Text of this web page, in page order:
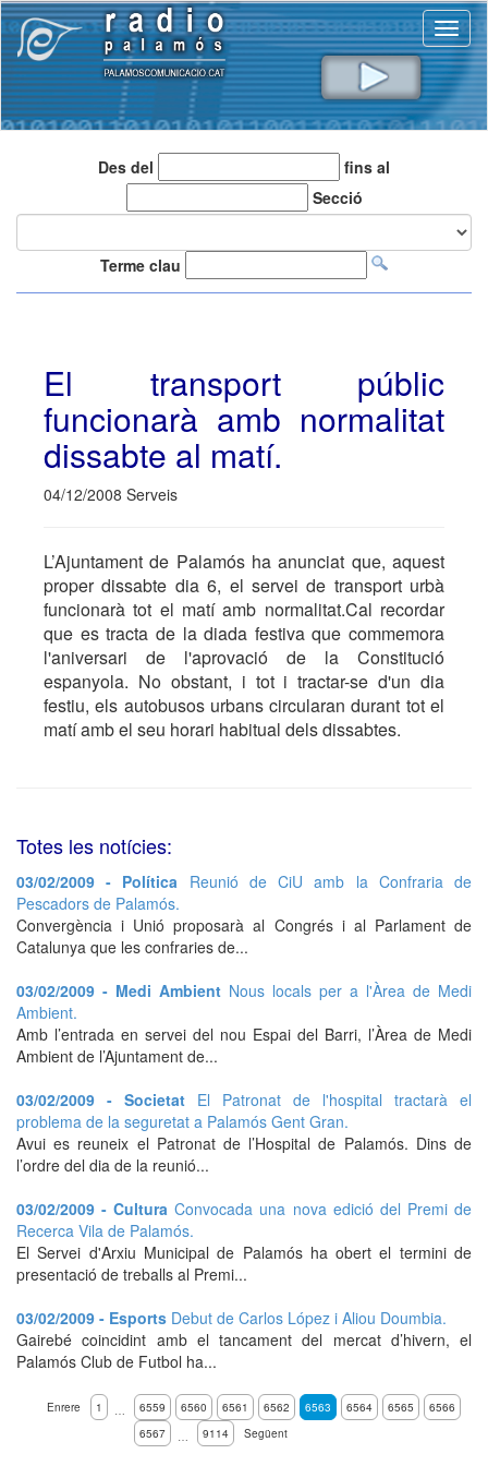
Des del
fins al
Secció
Terme clau
El transport públic
funcionarà amb normalitat
dissabte al matí.
04/12/2008 Serveis
L’Ajuntament de Palamós ha anunciat que, aquest
proper dissabte dia 6, el servei de transport urbà
funcionarà tot el matí amb normalitat.Cal recordar
que es tracta de la diada festiva que commemora
l'aniversari de l'aprovació de la Constitució
espanyola. No obstant, i tot i tractar-se d'un dia
festiu, els autobusos urbans circularan durant tot el
matí amb el seu horari habitual dels dissabtes.
Totes les notícies:
03/02/2009 - Política Reunió de CiU amb la Confraria de
Pescadors de Palamós.
Convergència i Unió proposarà al Congrés i al Parlament de
Catalunya que les confraries de...
03/02/2009 - Medi Ambient Nous locals per a l'Àrea de Medi
Ambient.
Amb l’entrada en servei del nou Espai del Barri, l’Àrea de Medi
Ambient de l’Ajuntament de...
03/02/2009 - Societat El Patronat de l'hospital tractarà el
problema de la seguretat a Palamós Gent Gran.
Avui es reuneix el Patronat de l’Hospital de Palamós. Dins de
l’ordre del dia de la reunió...
03/02/2009 - CulturaConvocada una nova edició del Premi de
Recerca Vila de Palamós.
El Servei d'Arxiu Municipal de Palamós ha obert el termini de
presentació de treballs al Premi...
03/02/2009 - Esports Debut de Carlos López i Aliou Doumbia.
Gairebé coincidint amb el tancament del mercat d’hivern, el
Palamós Club de Futbol ha...
Enrere 1 … 6559 6560 6561 6562 6563 6564 6565
6566
6567
… 9114 Següent